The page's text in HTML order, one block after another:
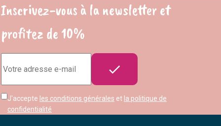
Inscrivez-vous à la newsletter et
profitez de 10%
e-
mail

J'accepte les conditions générales et la politique de
confidentialité